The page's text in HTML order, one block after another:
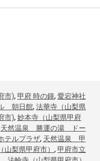
市), 甲府 時の鐘, 愛宕神社
朝日館, 法華寺（山梨県
市), 妙本寺（山梨県甲府
天然温泉 勝運の湯 ドー
テルプラザ, 天然温泉 甲
山梨県甲府市） , 甲府市立